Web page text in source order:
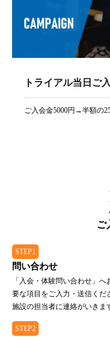
トライアル当日ご
ご入会金5000円→半額の
ご
STEP1
問い合わせ
「入会・体験問い合わせ」
要な項目をご入力・送信くだ
施設の担当者に連絡がいきま
STEP2